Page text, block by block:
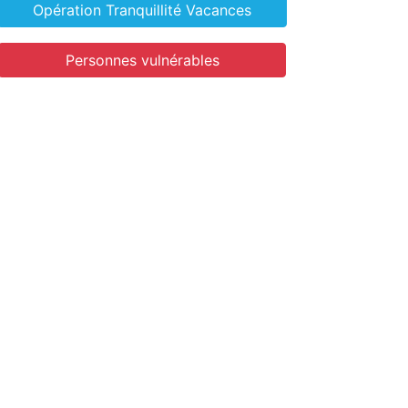
Opération Tranquillité Vacances
Personnes vulnérables